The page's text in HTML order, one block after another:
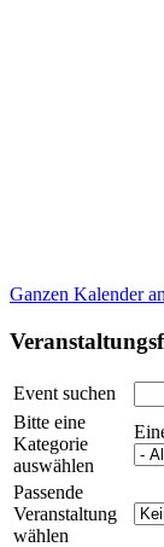
Ganzen Kalender
Event suchen
Bitte eine
Kategorie
auswählen
Passende
Veranstaltung
wählen